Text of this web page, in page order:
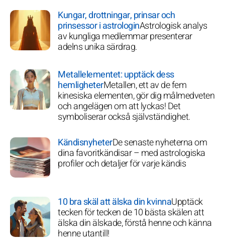
Kungar, drottningar, prinsar och
prinsessor i astrologinAstrologisk analys
av kungliga medlemmar presenterar
adelns unika särdrag.
Metallelementet: upptäck dess
hemligheterMetallen, ett av de fem
kinesiska elementen, gör dig målmedveten
och angelägen om att lyckas! Det
symboliserar också självständighet.
KändisnyheterDe senaste nyheterna om
dina favoritkändisar – med astrologiska
profiler och detaljer för varje kändis
10 bra skäl att älska din kvinnaUpptäck
tecken för tecken de 10 bästa skälen att
älska din älskade, förstå henne och känna
henne utantill!